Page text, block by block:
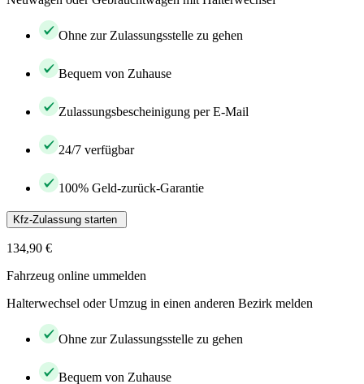
Ohne zur Zulassungsstelle zu gehen
Bequem von Zuhause
Zulassungsbescheinigung per E-Mail
24/7 verfügbar
100% Geld-zurück-Garantie
Kfz-Zulassung starten
134,90 €
Fahrzeug online ummelden
Halterwechsel oder Umzug in einen anderen Bezirk melden
Ohne zur Zulassungsstelle zu gehen
Bequem von Zuhause